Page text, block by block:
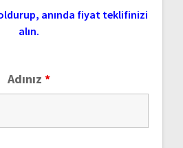
anında fiyat teklifinizi
alın.
Adınız *